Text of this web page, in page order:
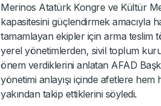
Merinos Atatürk Kongre ve Kültür
kapasitesini güçlendirmek amacıyla
tamamlayan ekipler için arma teslim
yerel yönetimlerden, sivil toplum
önem verdiklerini anlatan AFAD
yönetimi anlayışı içinde afetlere
yakından takip ettiklerini söyledi.